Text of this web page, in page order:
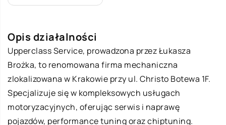
Opis działalności
Upperclass Service, prowadzona przez Łukasza
Brożka, to renomowana firma mechaniczna
zlokalizowana w Krakowie przy ul. Christo Botewa 1F.
Specjalizuje się w kompleksowych usługach
motoryzacyjnych, oferując serwis i naprawę
pojazdów, performance tuning oraz chiptuning.